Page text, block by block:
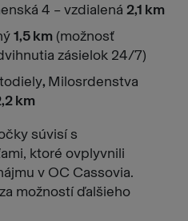
4 – vzdialená 2,1 km
1,5 km(možnosť
zásielok 24/7)
, Milosrdenstva
km
súvisí s
ktoré ovplyvnili
v OC Cassovia.
možností ďalšieho